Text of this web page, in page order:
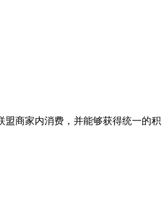
商家内消费，并能够获得统一的积